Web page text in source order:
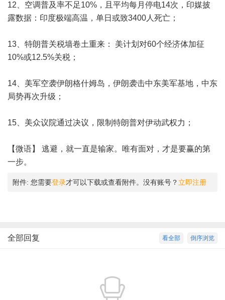
12、空调普及率不足10%，且平均每月停电14次，印媒披
露数据：印度极端高温，单日或致3400人死亡；
13、特朗普关税墙卷土重来： 美计划对60个经济体加征
10%或12.5%关税；
14、美军空袭伊朗格什姆岛，伊朗袭击中东美军基地，中东
局势再次升级；
15、美众议院通过决议，限制特朗普对伊动武权力；
【微语】 逃避，就一直是输家。唯有面对，才是要赢的第
一步。
附件: 您需要登录才可以下载或查看附件。没有账号？ 立即注册
倒序浏览
看全部
全部回复